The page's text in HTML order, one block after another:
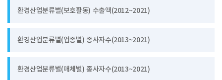
환경산업분류별(보호활동) 수출액(2012~2021)
환경산업분류별(업종별) 종사자수(2013~2021)
환경산업분류별(매체별) 종사자수(2013~2021)